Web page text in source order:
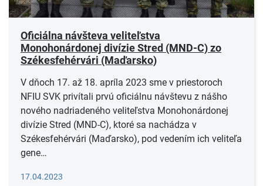
Oficiálna návšteva veliteľstva
Monohonárdonej divízie Stred (MND-C) zo
Székesfehérvári (Maďarsko)
V dňoch 17. až 18. apríla 2023 sme v priestoroch
NFIU SVK privítali prvú oficiálnu návštevu z nášho
nového nadriadeného veliteľstva Monohonárdonej
divízie Stred (MND-C), ktoré sa nachádza v
Székesfehérvári (Maďarsko), pod vedením ich veliteľa
gene…
17.04.2023